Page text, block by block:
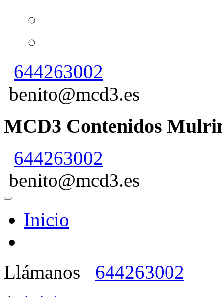
644263002
benito@mcd3.es
MCD3 Contenidos
644263002
benito@mcd3.es
Inicio
Llámanos
644263002